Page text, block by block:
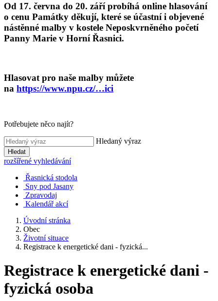
Od 17. června do 20. září probíhá online hlasování
o cenu Památky děkují, které se účastní i objevené
nástěnné malby v kostele Neposkvrněného početí
Panny Marie v Horní Řasnici.
Hlasovat pro naše malby můžete
na https://www.npu.cz/…ici
Potřebujete něco najít?
Hledaný výraz
Hledat
rozšířené vyhledávání
Řasnická stodola
Sny pod Jasany
Zpravodaj
Kalendář akcí
Úvodní stránka
Obec
Životní situace
Registrace k energetické dani - fyzická...
Registrace k energetické dani -
fyzická osoba